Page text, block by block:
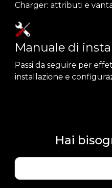
Charger: attributi e
Manuale di
Passi da seguire per
installazione e
Hai
Buscar